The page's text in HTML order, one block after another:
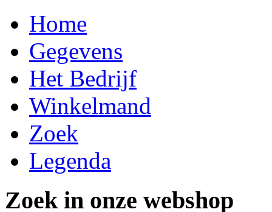
Home
Gegevens
Het Bedrijf
Winkelmand
Zoek
Legenda
Zoek in onze webshop